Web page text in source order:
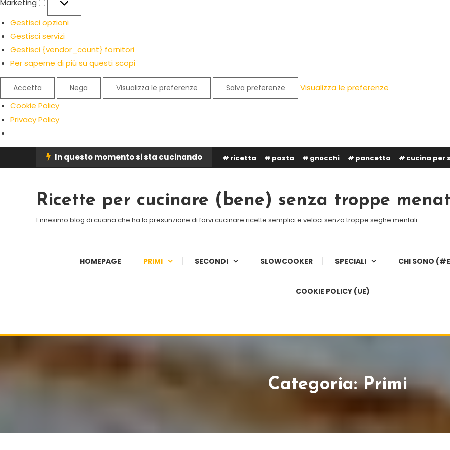
Marketing
Gestisci opzioni
Gestisci servizi
Gestisci {vendor_count} fornitori
Per saperne di più su questi scopi
Accetta Nega Visualizza le preferenze Salva preferenze
Visualizza le preferenze
Cookie Policy
Privacy Policy
To
In questo momento si sta cucinando ricetta pasta gnocchi pancetta cucina per
Ricette per cucinare (bene) senza troppe
Ennesimo blog di cucina che ha la presunzione di farvi cucinare ricette semplici e veloci senza troppe seghe mentali
HOMEPAGE PRIMI SECONDI SLOWCOOKER SPECIALI CHI SONO
COOKIE POLICY (UE)
Categoria:Primi